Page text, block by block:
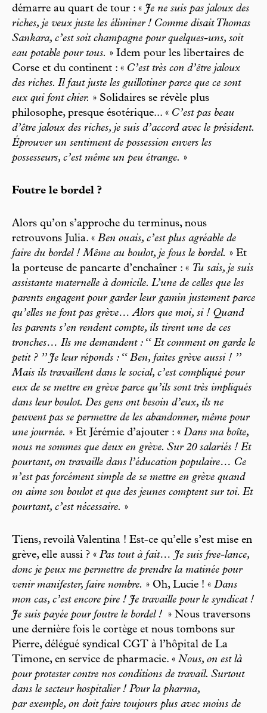
démarre au quart de tour : « Je ne suis pas jaloux des
riches, je veux juste les éliminer ! Comme disait Thomas
Sankara, c’est soit champagne pour quelques-uns, soit
eau potable pour tous. » Idem pour les libertaires de
Corse et du continent : « C’est très con d’être jaloux
des riches. Il faut juste les guillotiner parce que ce sont
eux qui font chier. » Solidaires se révèle plus
philosophe, presque ésotérique... « C’est pas beau
d’être jaloux des riches, je suis d’accord avec le président.
Éprouver un sentiment de possession envers les
possesseurs, c’est même un peu étrange. »
Foutre le bordel ?
Alors qu’on s’approche du terminus, nous
retrouvons Julia. « Ben ouais, c’est plus agréable de
faire du bordel ! Même au boulot, je fous le bordel. » Et
la porteuse de pancarte d’enchaîner : « Tu sais, je suis
assistante maternelle à domicile. L’une de celles que les
parents engagent pour garder leur gamin justement parce
qu’elles ne font pas grève… Alors que moi, si ! Quand
les parents s’en rendent compte, ils tirent une de ces
tronches… Ils me demandent : ‘‘ Et comment on garde le
petit ? ’’ Je leur réponds : ‘‘ Ben, faites grève aussi ! ’’
Mais ils travaillent dans le social, c’est compliqué pour
eux de se mettre en grève parce qu’ils sont très impliqués
dans leur boulot. Des gens ont besoin d’eux, ils ne
peuvent pas se permettre de les abandonner, même pour
une journée. » Et Jérémie d’ajouter : « Dans ma boîte,
nous ne sommes que deux en grève. Sur 20 salariés ! Et
pourtant, on travaille dans l’éducation populaire… Ce
n’est pas forcément simple de se mettre en grève quand
on aime son boulot et que des jeunes comptent sur toi. Et
pourtant, c’est nécessaire. »
Tiens, revoilà Valentina ! Est-ce qu’elle s’est mise en
grève, elle aussi ? « Pas tout à fait… Je suis free-lance,
donc je peux me permettre de prendre la matinée pour
venir manifester, faire nombre. » Oh, Lucie ! « Dans
mon cas, c’est encore pire ! Je travaille pour le syndicat !
Je suis payée pour foutre le bordel ! » Nous traversons
une dernière fois le cortège et nous tombons sur
Pierre, délégué syndical CGT à l’hôpital de La
Timone, en service de pharmacie. « Nous, on est là
pour protester contre nos conditions de travail. Surtout
dans le secteur hospitalier ! Pour la pharma,
par exemple, on doit faire toujours plus avec moins de